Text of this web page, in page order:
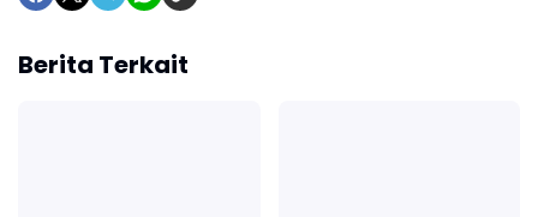
Berita Terkait